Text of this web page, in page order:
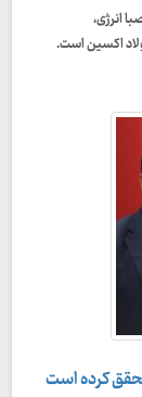
انرژی،
اکسین است.
کرده است